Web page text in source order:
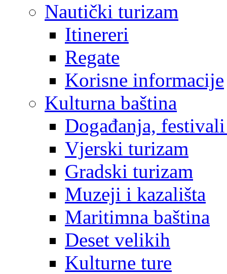
Nautički turizam
Itinereri
Regate
Korisne informacije
Kulturna baština
Događanja,
Vjerski turizam
Gradski turizam
Muzeji i kazališta
Maritimna baština
Deset velikih
Kulturne ture